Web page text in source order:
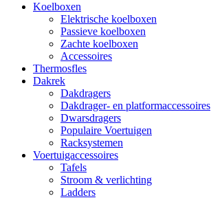
Koelboxen
Elektrische koelboxen
Passieve koelboxen
Zachte koelboxen
Accessoires
Thermosfles
Dakrek
Dakdragers
Dakdrager- en platformaccessoires
Dwarsdragers
Populaire Voertuigen
Racksystemen
Voertuigaccessoires
Tafels
Stroom & verlichting
Ladders